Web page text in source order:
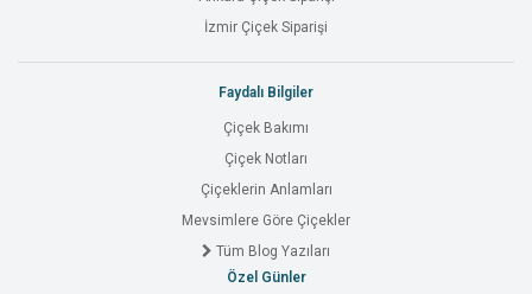
İzmir Çiçek Siparişi
Faydalı Bilgiler
Çiçek Bakımı
Çiçek Notları
Çiçeklerin Anlamları
Mevsimlere Göre Çiçekler
Tüm Blog Yazıları
Özel Günler